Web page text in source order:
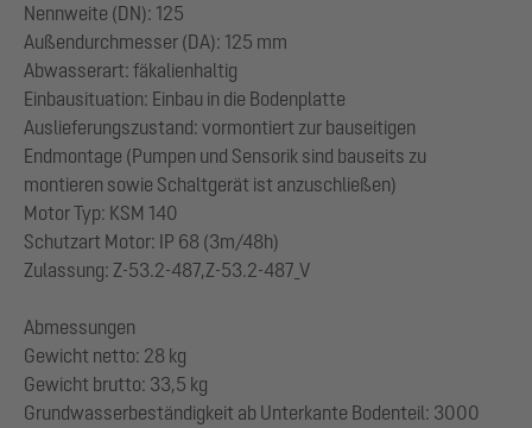
Nennweite (DN): 125
Außendurchmesser (DA): 125 mm
Abwasserart: fäkalienhaltig
Einbausituation: Einbau in die Bodenplatte
Auslieferungszustand: vormontiert zur bauseitigen
Endmontage (Pumpen und Sensorik sind bauseits zu
montieren sowie Schaltgerät ist anzuschließen)
Motor Typ: KSM 140
Schutzart Motor: IP 68 (3m/48h)
Zulassung: Z-53.2-487,Z-53.2-487_V
Abmessungen
Gewicht netto: 28 kg
Gewicht brutto: 33,5 kg
Grundwasserbeständigkeit ab Unterkante Bodenteil: 3000